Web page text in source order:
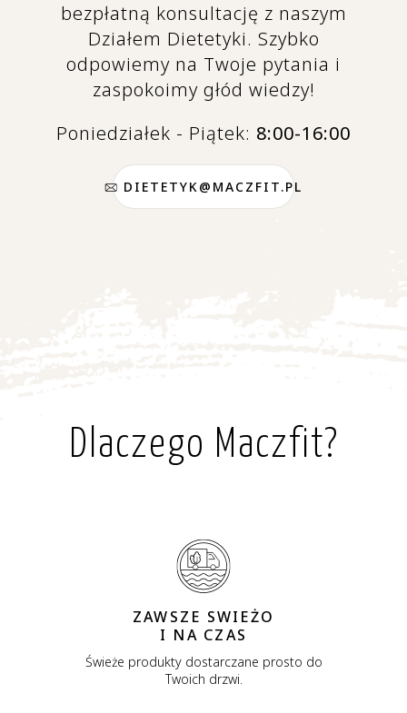
bezpłatną konsultację z naszym
Działem Dietetyki. Szybko
odpowiemy na Twoje pytania i
zaspokoimy głód wiedzy!
Poniedziałek - Piątek: 8:00-16:00
DIETETYK@MACZFIT.PL
Dlaczego Maczfit?
ZAWSZE SWIEŻO
I NA CZAS
Świeże produkty dostarczane prosto do
Twoich drzwi.